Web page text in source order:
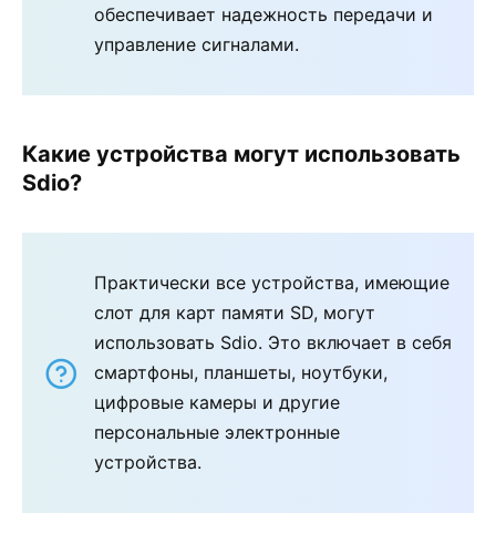
обеспечивает надежность передачи и
управление сигналами.
Какие устройства могут использовать
Sdio?
Практически все устройства, имеющие
слот для карт памяти SD, могут
использовать Sdio. Это включает в себя
смартфоны, планшеты, ноутбуки,
цифровые камеры и другие
персональные электронные
устройства.